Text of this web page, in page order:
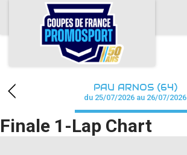
ACCUEIL
ACTUS
CALENDRIER
CHAMPIONNAT
RÉSULTATS
PAU ARNOS (64)
du 25/07/2026 au 26/07/2026
Finale 1-Lap Chart